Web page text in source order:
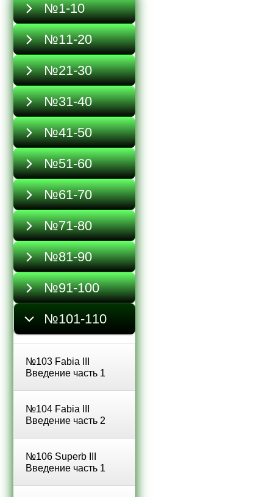
№1-10
№11-20
№21-30
№31-40
№41-50
№51-60
№61-70
№71-80
№81-90
№91-100
№101-110
№103 Fabia III
Введение часть 1
№104 Fabia III
Введение часть 2
№106 Superb III
Введение часть 1